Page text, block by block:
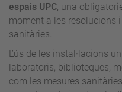
espais UPC, una
moment a les resolucions
sanitàries.
L’ús de les instal·lacions
laboratoris, biblioteques,
com les mesures